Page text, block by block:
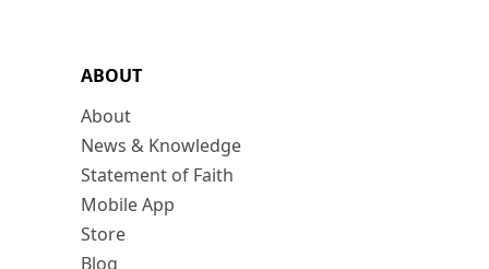
ABOUT
About
News & Knowledge
Statement of Faith
Mobile App
Store
Blog